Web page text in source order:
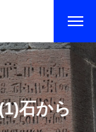
石から